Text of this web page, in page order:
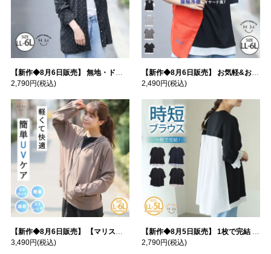
【新作◆8月6日販売】 無地・ドット柄から選べる 忍ばせ 活躍 シアー カーデ | 大きいサイズの通販ならハッピーマリリン
2,790円(税込)
【新作◆8月6日販売】 お気軽&お手軽 選べるデザイン 接触冷感 レイヤード風 コットン トップス | 大きいサイズの通販ならハッピーマリリン
2,490円(税込)
【新作◆8月6日販売】 【マリスポーツ】 運動初心者さんのための フード付き パーカー | 大きいサイズの通販ならハッピーマリリン
3,490円(税込)
【新作◆8月5日販売】 1枚で完結 袖口＆バック フハク使い トップス | 大きいサイズの通販ならハッピーマリリン
2,790円(税込)